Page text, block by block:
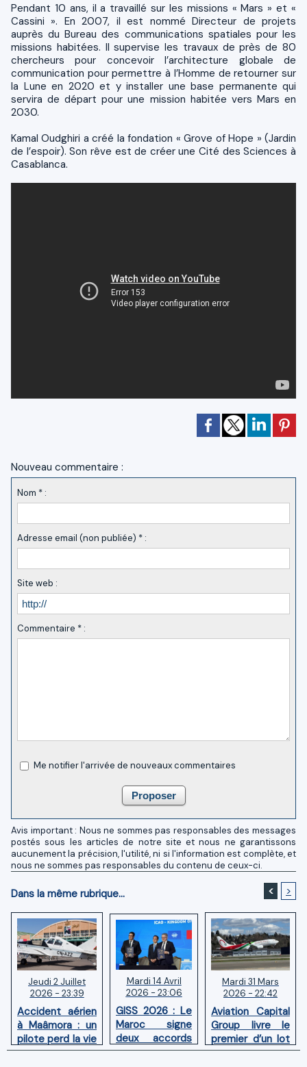
Pendant 10 ans, il a travaillé sur les missions « Mars » et «
Cassini ». En 2007, il est nommé Directeur de projets
auprès du Bureau des communications spatiales pour les
missions habitées. Il supervise les travaux de près de 80
chercheurs pour concevoir l’architecture globale de
communication pour permettre à l’Homme de retourner sur
la Lune en 2020 et y installer une base permanente qui
servira de départ pour une mission habitée vers Mars en
2030.
Kamal Oudghiri a créé la fondation « Grove of Hope » (Jardin
de l’espoir). Son rêve est de créer une Cité des Sciences à
Casablanca.
Nouveau commentaire :
Nom * :
Adresse email (non publiée) * :
Site web :
Commentaire * :
Me notifier l'arrivée de nouveaux commentaires
Avis important : Nous ne sommes pas responsables des messages
postés sous les articles de notre site et nous ne garantissons
aucunement la précision, l'utilité, ni si l'information est complète, et
nous ne sommes pas responsables du contenu de ceux-ci.
Dans la même rubrique... < >
Jeudi 2 Juillet
2026 - 23:39
Accident aérien
à Maâmora : un
pilote perd la vie
en combat
Mardi 14 Avril
2026 - 23:06
GISS 2026 : Le
Maroc signe
deux accords
avec l'OACI
Mardi 31 Mars
2026 - 22:42
Aviation Capital
Group livre le
premier d’un lot
de six Boeing